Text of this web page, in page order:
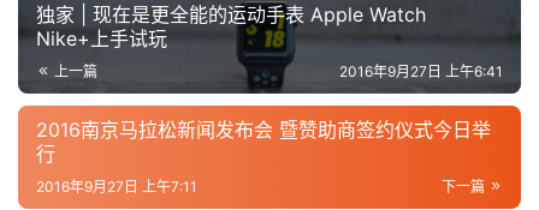
独家 | 现在是更全能的运动手表 Apple Watch
Nike+上手试玩
上一篇 2016年9月27日 上午6:41
2016南京马拉松新闻发布会 暨赞助商签约仪式今日举
行
下一篇
2016年9月27日 上午7:11